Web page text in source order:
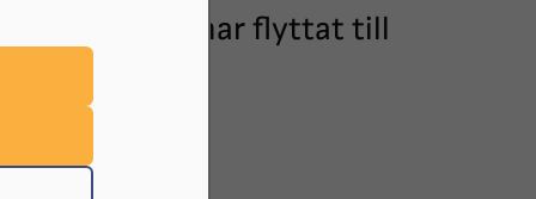
Riksförbund har flyttat till